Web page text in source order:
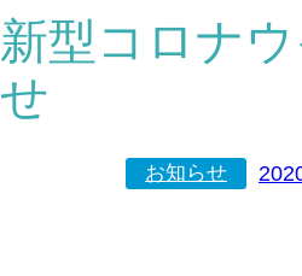
新型コロナ
せ
お知らせ